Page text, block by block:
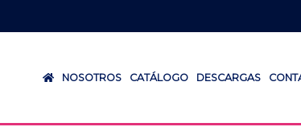
NOSOTROS CATÁLOGO DESCARGAS